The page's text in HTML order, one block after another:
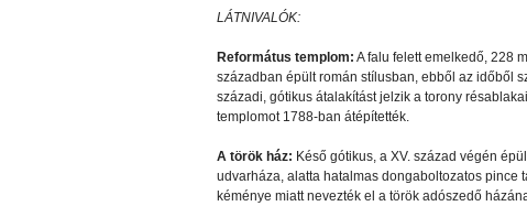
LÁTNIVALÓK:
Református templom: A falu felett emelkedő, 228
században épült román stílusban, ebből az időből
századi, gótikus átalakítást jelzik a torony
templomot 1788-ban átépítették.
A török ház: Késő gótikus, a XV. század végén
udvarháza, alatta hatalmas dongaboltozatos pince
kéménye miatt nevezték el a török adószedő